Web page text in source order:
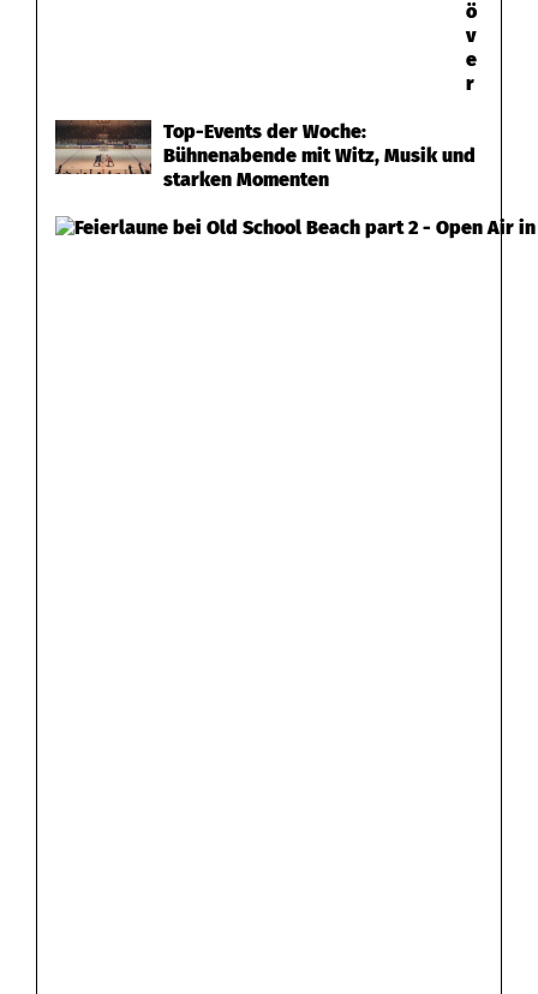
ö
v
e
r
Top-Events der Woche:
Bühnenabende mit Witz, Musik und
starken Momenten